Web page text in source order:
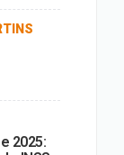
2025: